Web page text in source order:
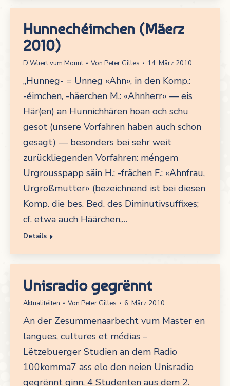
Hunnechéimchen (Mäerz
2010)
D'Wuert vum Mount Von Peter Gilles 14. März 2010
„Hunneg- = Unneg «Ahn», in den Komp.:
-éimchen, -häerchen M.: «Ahnherr» — eis
Här(en) an Hunnichhären hoan och schu
gesot (unsere Vorfahren haben auch schon
gesagt) — besonders bei sehr weit
zurückliegenden Vorfahren: méngem
Urgrousspapp säin H.; -frächen F.: «Ahnfrau,
Urgroßmutter» (bezeichnend ist bei diesen
Komp. die bes. Bed. des Diminutivsuffixes;
cf. etwa auch Häärchen,…
Details
Unisradio gegrënnt
Aktualitéiten Von Peter Gilles 6. März 2010
An der Zesummenaarbecht vum Master en
langues, cultures et médias –
Lëtzebuerger Studien an dem Radio
100komma7 ass elo den neien Unisradio
gegrënnt ginn. 4 Studenten aus dem 2.